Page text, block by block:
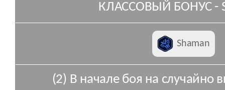
КЛАССОВЫЙ БОНУС -
Shaman
(2) В начале боя на случайно